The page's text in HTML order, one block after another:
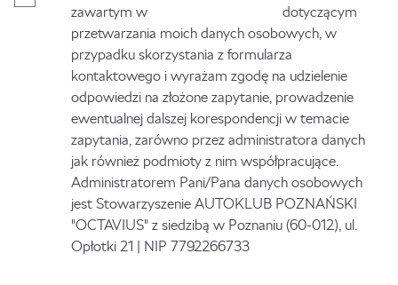
zawartym w
dotyczącym
przetwarzania moich danych osobowych, w
przypadku skorzystania z formularza
kontaktowego i wyrażam zgodę na udzielenie
odpowiedzi na złożone zapytanie, prowadzenie
ewentualnej dalszej korespondencji w temacie
zapytania, zarówno przez administratora danych
jak również podmioty z nim współpracujące.
Administratorem Pani/Pana danych osobowych
jest Stowarzyszenie AUTOKLUB POZNAŃSKI
"OCTAVIUS" z siedzibą w Poznaniu (60-012), ul.
Opłotki 21 | NIP 7792266733